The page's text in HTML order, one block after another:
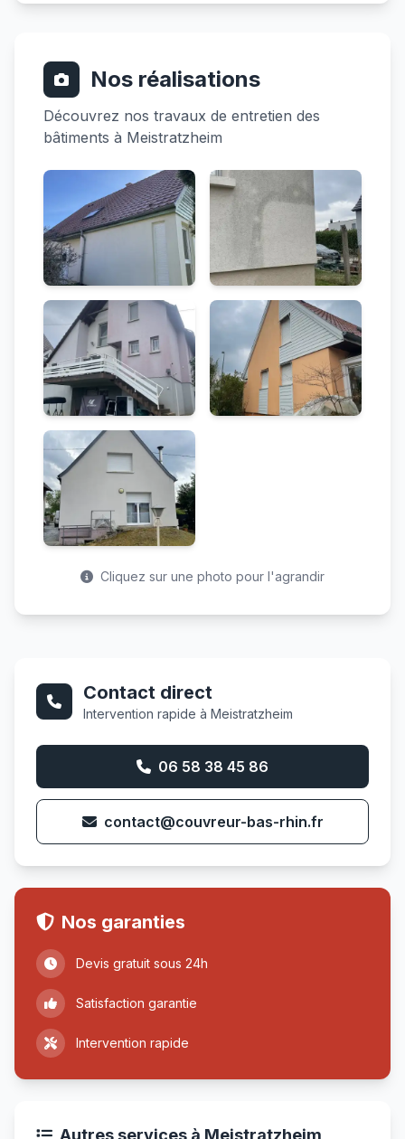
Nos réalisations
Découvrez nos travaux de entretien des
bâtiments à Meistratzheim
Cliquez sur une photo pour l'agrandir
Contact direct
Intervention rapide à Meistratzheim
06 58 38 45 86
contact@couvreur-bas-rhin.fr
Nos garanties
Devis gratuit sous 24h
Satisfaction garantie
Intervention rapide
Autres services à Meistratzheim